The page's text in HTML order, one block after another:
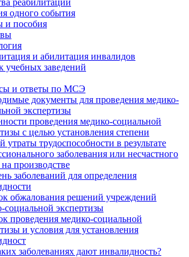
реабилитации
одного события
и пособия
и абилитация инвалидов
учебных заведений
и ответы по МСЭ
документы для проведения медико-
экспертизы
проведения медико-социальной
с целью установления степени
утраты трудоспособности в результате
заболевания или несчастного
на производстве
заболеваний для определения
обжалования решений учреждений
социальной экспертизы
проведения медико-социальной
и условия для установления
заболеваниях дают инвалидность?